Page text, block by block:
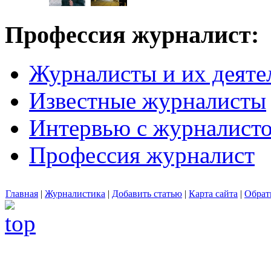
Профессия журналист:
Журналисты и их
Известные журналисты
Интервью с
Профессия журналист
Главная | Журналистика | Добавить статью | Карта сайта |